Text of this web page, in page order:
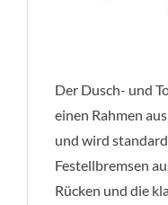
Der Dusch- und
einen Rahmen
und wird
Festellbremsen
Rücken und die